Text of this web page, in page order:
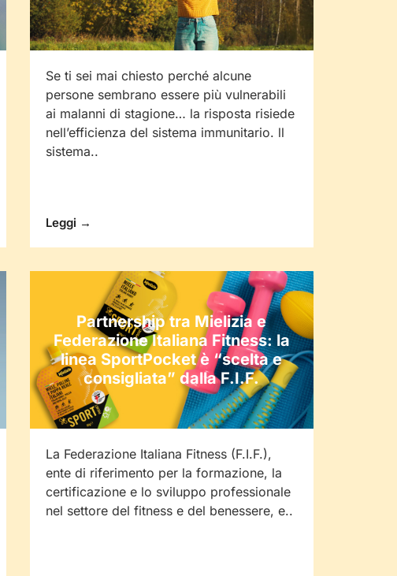
Se ti sei mai chiesto perché alcune
persone sembrano essere più vulnerabili
ai malanni di stagione… la risposta risiede
nell’efficienza del sistema immunitario. ll
sistema..
Leggi →
Partnership tra Mielizia e
Federazione Italiana Fitness: la
linea SportPocket è “scelta e
consigliata” dalla F.I.F.
La Federazione Italiana Fitness (F.I.F.),
ente di riferimento per la formazione, la
certificazione e lo sviluppo professionale
nel settore del fitness e del benessere, e..